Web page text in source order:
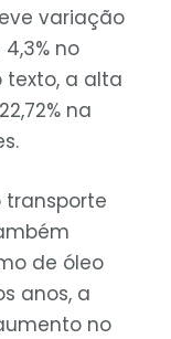
variação
no
texto, a alta
na
de óleo
anos, a
no